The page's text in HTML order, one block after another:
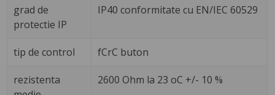
grad de
protectie IP
IP40 conformitate cu EN/IEC 60529
tip de control fCrC buton
rezistenta
2600 Ohm la 23 oC +/- 10 %